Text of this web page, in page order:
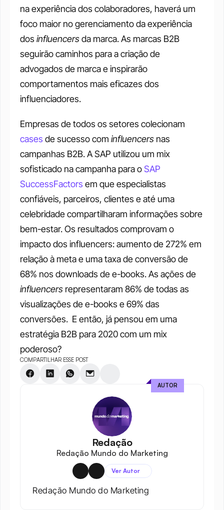
na experiência dos colaboradores, haverá um
foco maior no gerenciamento da experiência
dos influencers da marca. As marcas B2B
seguirão caminhos para a criação de
advogados de marca e inspirarão
comportamentos mais eficazes dos
influenciadores.
cases de sucesso com influencers nas
campanhas B2B. A SAP utilizou um mix
sofisticado na campanha para o SAP
SuccessFactors em que especialistas
confiáveis, parceiros, clientes e até uma
celebridade compartilharam informações ​​sobre
bem-estar. Os resultados comprovam o
impacto dos influencers: aumento de 272% em
relação à meta e uma taxa de conversão de
influencers representaram 86% de todas as
visualizações de e-books e 69% das
conversões.  E então, já pensou em uma
estratégia B2B para 2020 com um mix
poderoso?
COMPARTILHAR ESSE POST
Redação
Redação Mundo do Marketing
Ver Autor
Redação Mundo do Marketing
AUTOR